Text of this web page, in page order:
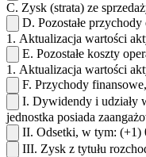
C. Zysk (strata) ze
D. Pozostałe
1. Aktualizacja wartości
E. Pozostałe koszty
1. Aktualizacja wartości
F. Przychody
I. Dywidendy i udziały
jednostka posiada
II. Odsetki, w tym: (+1)
III. Zysk z tytułu